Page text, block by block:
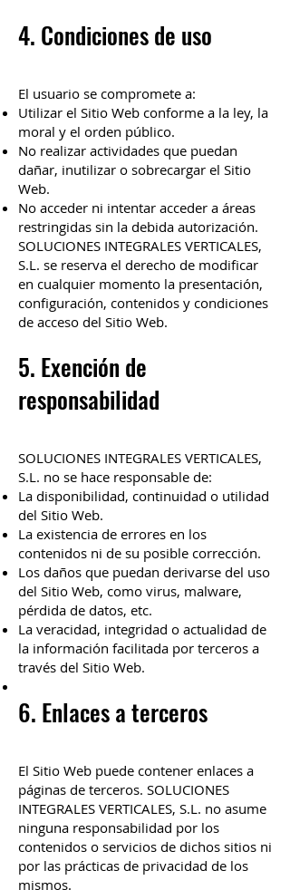
4. Condiciones de uso
El usuario se compromete a:
Utilizar el Sitio Web conforme a la ley, la
moral y el orden público.
No realizar actividades que puedan
dañar, inutilizar o sobrecargar el Sitio
Web.
No acceder ni intentar acceder a áreas
restringidas sin la debida autorización.
SOLUCIONES INTEGRALES VERTICALES,
S.L. se reserva el derecho de modificar
en cualquier momento la presentación,
configuración, contenidos y condiciones
de acceso del Sitio Web.
5. Exención de
responsabilidad
SOLUCIONES INTEGRALES VERTICALES,
S.L. no se hace responsable de:
La disponibilidad, continuidad o utilidad
del Sitio Web.
La existencia de errores en los
contenidos ni de su posible corrección.
Los daños que puedan derivarse del uso
del Sitio Web, como virus, malware,
pérdida de datos, etc.
La veracidad, integridad o actualidad de
la información facilitada por terceros a
través del Sitio Web.
6. Enlaces a terceros
El Sitio Web puede contener enlaces a
páginas de terceros. SOLUCIONES
INTEGRALES VERTICALES, S.L. no asume
ninguna responsabilidad por los
contenidos o servicios de dichos sitios ni
por las prácticas de privacidad de los
mismos.